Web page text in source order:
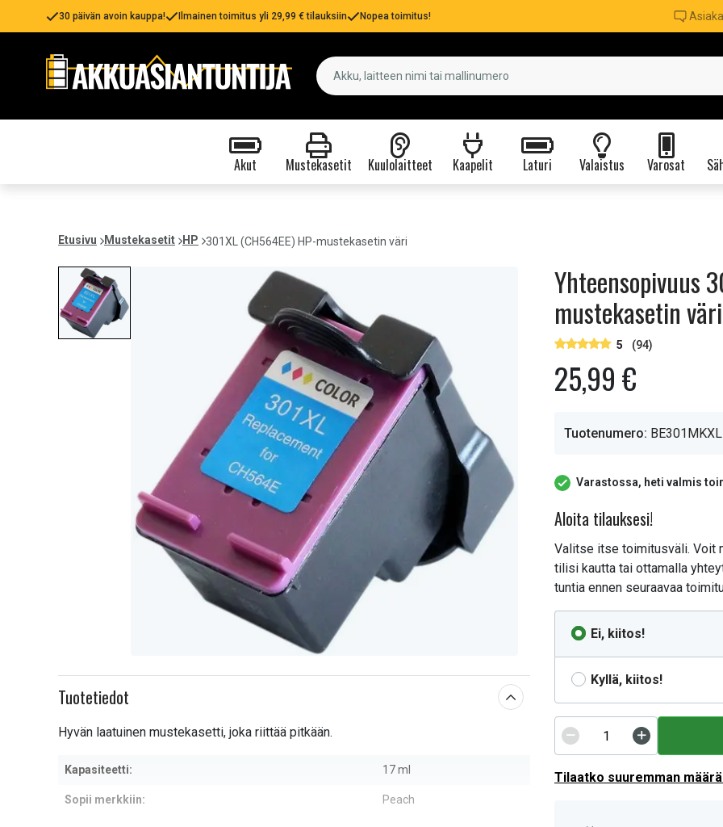
30 päivän avoin kauppa! Ilmainen toimitus yli 29,99 € tilauksiin Nopea toimitus!
Akut Mustekasetit Kuulolaitteet Kaapelit Laturi Valaistus Varosat
Etusivu Mustekasetit HP 301XL (CH564EE) HP-mustekasetin väri
Tuotetiedot
Hyvän laatuinen mustekasetti, joka riittää pitkään.
Kapasiteetti: 17 ml
Sopii merkkiin: Peach
Yhteensopivuus
mustekasetin väri
5 (94)
25,99 €
Tuotenumero: BE301MKXL
Varastossa, heti valmis
Aloita tilauksesi!
Valitse itse toimitusväli. Voit
tilisi kautta tai ottamalla
tuntia ennen seuraavaa
Ei, kiitos!
Kyllä, kiitos!
Tilaatko suuremman